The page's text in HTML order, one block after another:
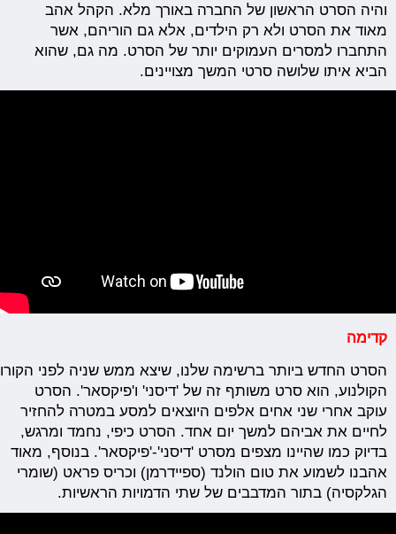
והיה הסרט הראשון של החברה באורך מלא. הקהל אהב
מאוד את הסרט ולא רק הילדים, אלא גם הוריהם, אשר
התחברו למסרים העמוקים יותר של הסרט. מה גם, שהוא
הביא איתו שלושה סרטי המשך מצויינים.
קדימה
הסרט החדש ביותר ברשימה שלנו, שיצא ממש שניה לפני
הקולנוע, הוא סרט משותף זה של 'דיסני' ו'פיקסאר'. הסרט
עוקב אחרי שני אחים אלפים היוצאים למסע במטרה להחזיר
לחיים את אביהם למשך יום אחד. הסרט כיפי, נחמד ומרגש,
בדיוק כמו שהיינו מצפים מסרט 'דיסני'-'פיקסאר'. בנוסף, מאוד
אהבנו לשמוע את טום הולנד (ספיידרמן) וכריס פראט (שומרי
הגלקסיה) בתור המדבבים של שתי הדמויות הראשיות.